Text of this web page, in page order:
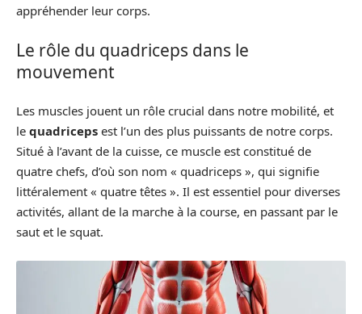
appréhender leur corps.
Le rôle du quadriceps dans le
mouvement
Les muscles jouent un rôle crucial dans notre mobilité, et
le quadriceps est l’un des plus puissants de notre corps.
Situé à l’avant de la cuisse, ce muscle est constitué de
quatre chefs, d’où son nom « quadriceps », qui signifie
littéralement « quatre têtes ». Il est essentiel pour diverses
activités, allant de la marche à la course, en passant par le
saut et le squat.